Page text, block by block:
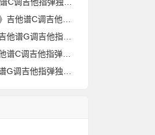
C调吉他指弹独奏谱
G调吉他指弹独奏谱
调吉他指弹独奏谱
调吉他指弹独奏谱